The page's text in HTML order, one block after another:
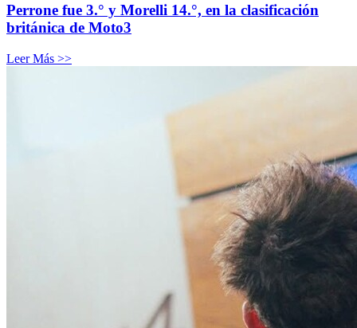
Perrone fue 3.° y Morelli 14.°, en la clasificación
británica de Moto3
Leer Más >>